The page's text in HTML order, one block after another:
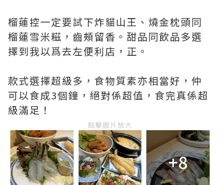
榴蓮控一定要試下炸貓山王、燒金枕頭同
榴蓮雪米糍，齒頰留香。甜品同飲品多選
擇到我以爲去左便利店，正。
款式選擇超級多，食物質素亦相當好，仲
可以食成3個鐘，絕對係超值，食完真係超
級滿足！
點擊圖片放大
+8